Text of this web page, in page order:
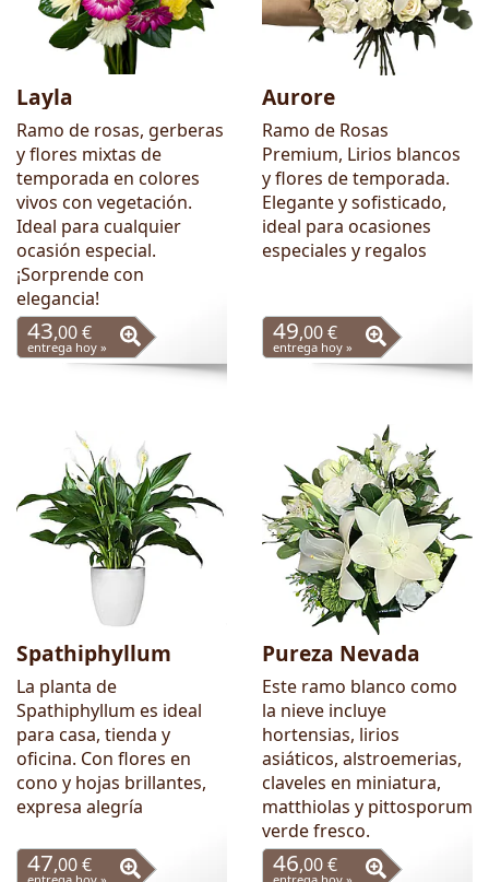
Layla
Ramo de rosas, gerberas
y flores mixtas de
temporada en colores
vivos con vegetación.
Ideal para cualquier
ocasión especial.
¡Sorprende con
elegancia!
43,00 €
entrega hoy »
Aurore
Ramo de Rosas
Premium, Lirios blancos
y flores de temporada.
Elegante y sofisticado,
ideal para ocasiones
especiales y regalos
49,00 €
entrega hoy »
Spathiphyllum
La planta de
Spathiphyllum es ideal
para casa, tienda y
oficina. Con flores en
cono y hojas brillantes,
expresa alegría
47,00 €
Pureza Nevada
Este ramo blanco como
la nieve incluye
hortensias, lirios
asiáticos, alstroemerias,
claveles en miniatura,
matthiolas y pittosporum
verde fresco.
46,00 €